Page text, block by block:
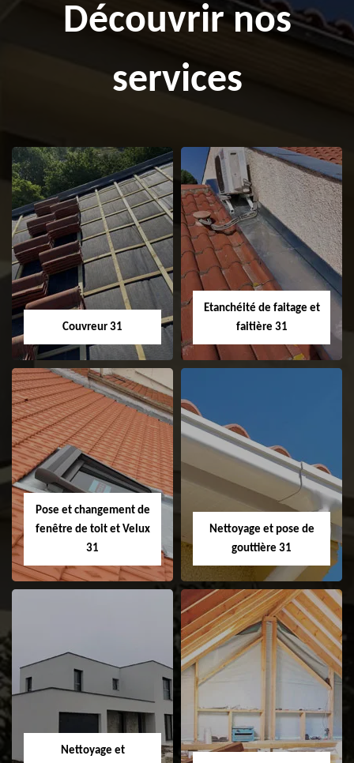
Découvrir nos
services
Couvreur 31
Couvreur 31
Etanchéité de faitage et
faitière 31
Etanchéité de
faitage et faitière
31
Pose et changement de
fenêtre de toit et Velux
31
Pose et
changement de
fenêtre de toit et
Velux 31
Nettoyage et pose de
gouttière 31
Nettoyage et pose
Nettoyage et